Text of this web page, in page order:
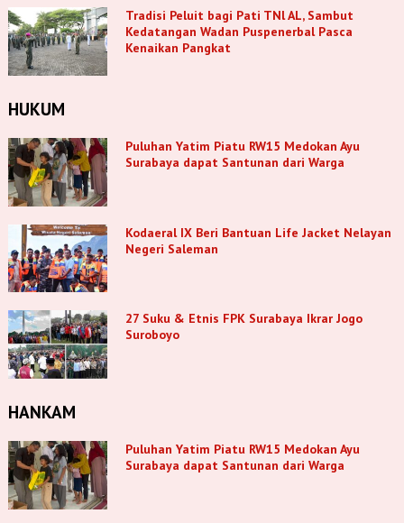
Tradisi Peluit bagi Pati TNl AL, Sambut
Kedatangan Wadan Puspenerbal Pasca
Kenaikan Pangkat
HUKUM
Puluhan Yatim Piatu RW15 Medokan Ayu
Surabaya dapat Santunan dari Warga
Kodaeral IX Beri Bantuan Life Jacket Nelayan
Negeri Saleman
27 Suku & Etnis FPK Surabaya Ikrar Jogo
Suroboyo
HANKAM
Puluhan Yatim Piatu RW15 Medokan Ayu
Surabaya dapat Santunan dari Warga